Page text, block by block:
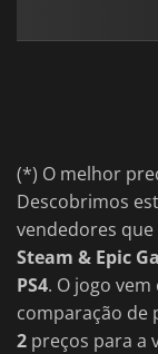
(*) O melhor
Descobrimos
vendedores
Steam & Epic
PS4. O jogo vem
comparação de
2 preços para a